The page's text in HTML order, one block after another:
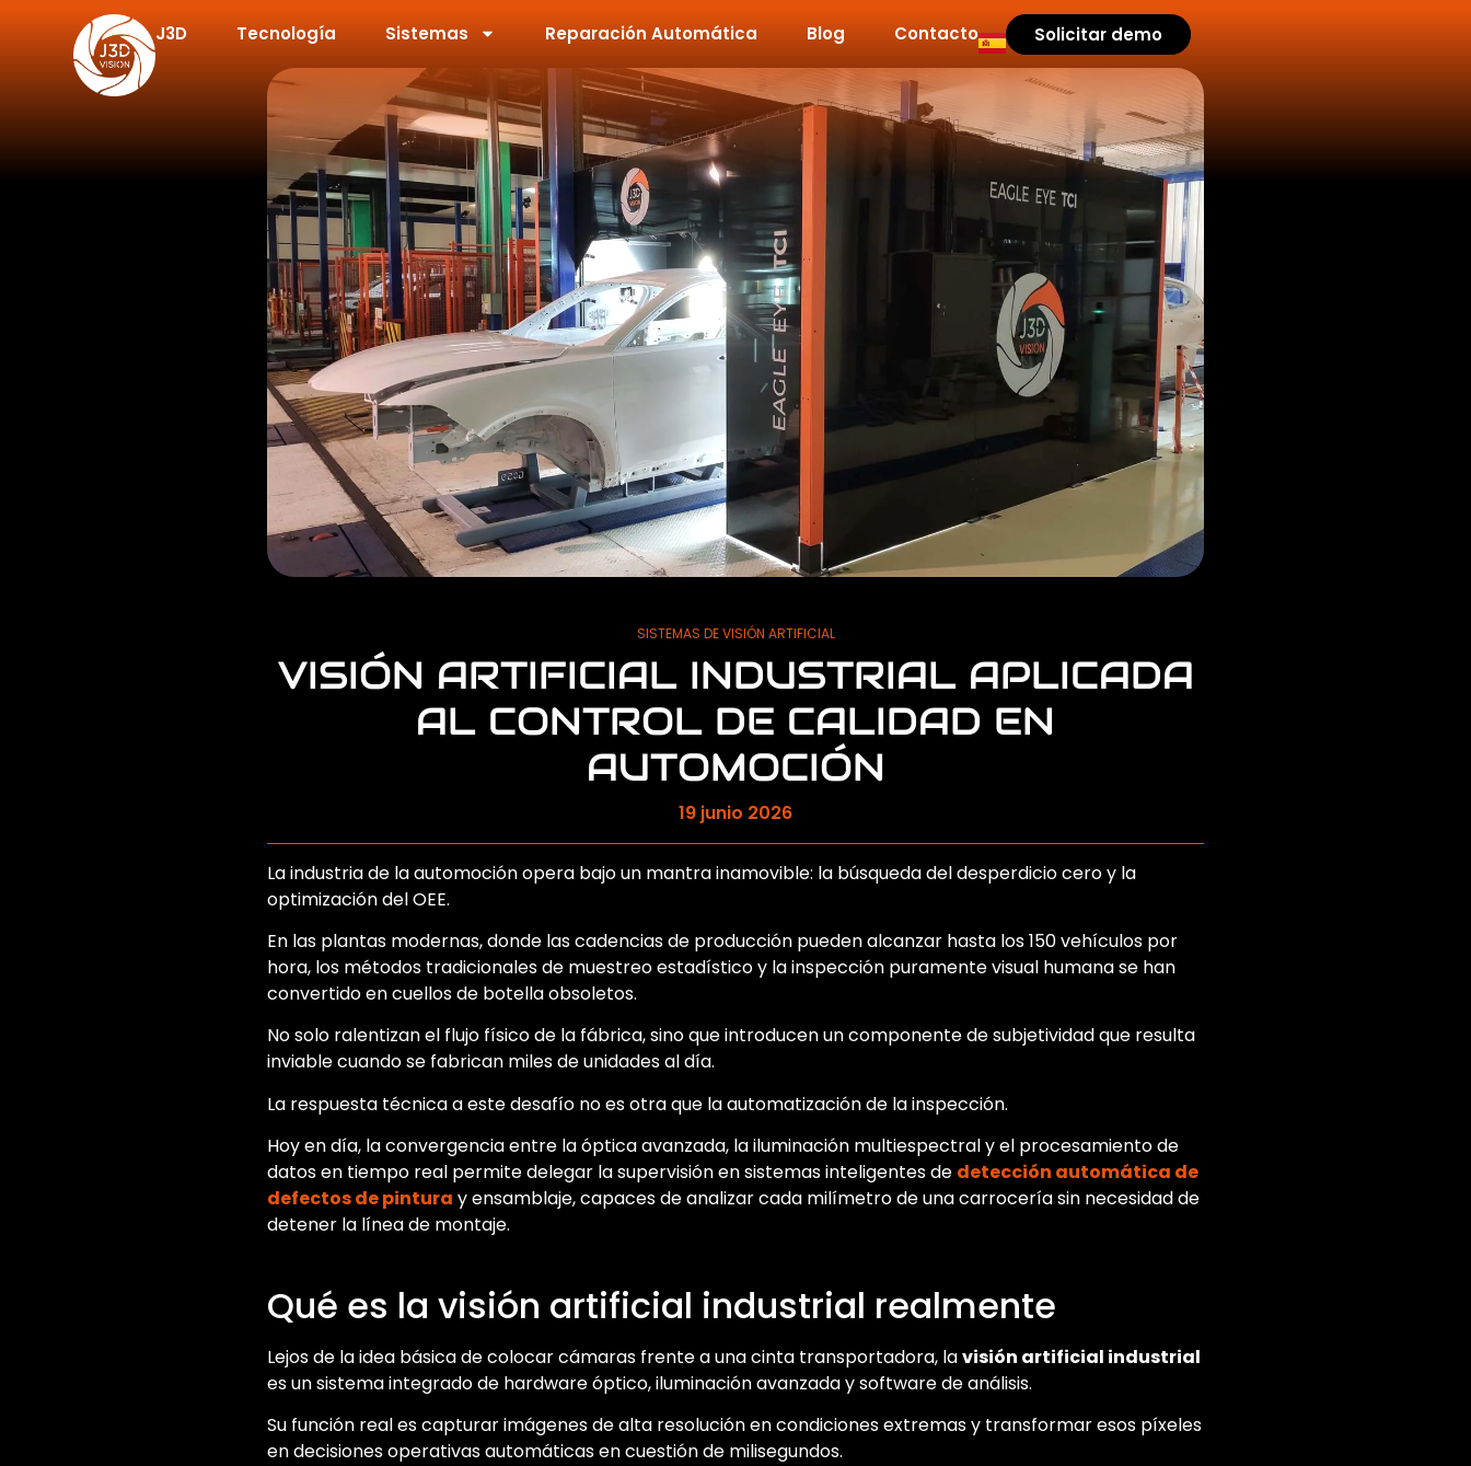
J3D Tecnología Sistemas Reparación Automática Blog Contacto Solicitar demo
SISTEMAS DE VISIÓN ARTIFICIAL
VISIÓN ARTIFICIAL INDUSTRIAL APLICADA
AL CONTROL DE CALIDAD EN
AUTOMOCIÓN
19 junio 2026
La industria de la automoción opera bajo un mantra inamovible: la búsqueda del desperdicio cero y la
optimización del OEE.
En las plantas modernas, donde las cadencias de producción pueden alcanzar hasta los 150 vehículos por
hora, los métodos tradicionales de muestreo estadístico y la inspección puramente visual humana se han
convertido en cuellos de botella obsoletos.
No solo ralentizan el flujo físico de la fábrica, sino que introducen un componente de subjetividad que resulta
inviable cuando se fabrican miles de unidades al día.
La respuesta técnica a este desafío no es otra que la automatización de la inspección.
Hoy en día, la convergencia entre la óptica avanzada, la iluminación multiespectral y el procesamiento de
datos en tiempo real permite delegar la supervisión en sistemas inteligentes de detección automática de
defectos de pintura y ensamblaje, capaces de analizar cada milímetro de una carrocería sin necesidad de
detener la línea de montaje.
Qué es la visión artificial industrial realmente
Lejos de la idea básica de colocar cámaras frente a una cinta transportadora, lavisión artificial industrial
es un sistema integrado de hardware óptico, iluminación avanzada y software de análisis.
Su función real es capturar imágenes de alta resolución en condiciones extremas y transformar esos píxeles
en decisiones operativas automáticas en cuestión de milisegundos.